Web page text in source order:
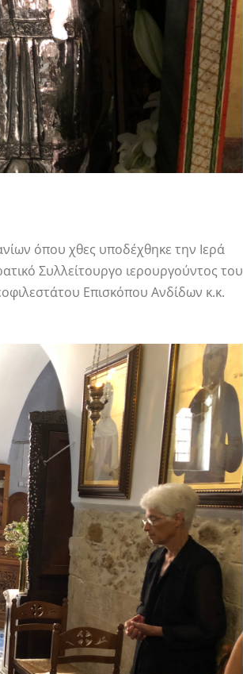
όπου χθες υποδέχθηκε την Ιερά
Συλλείτουργο ιερουργούντος του
Επισκόπου Ανδίδων κ.κ.